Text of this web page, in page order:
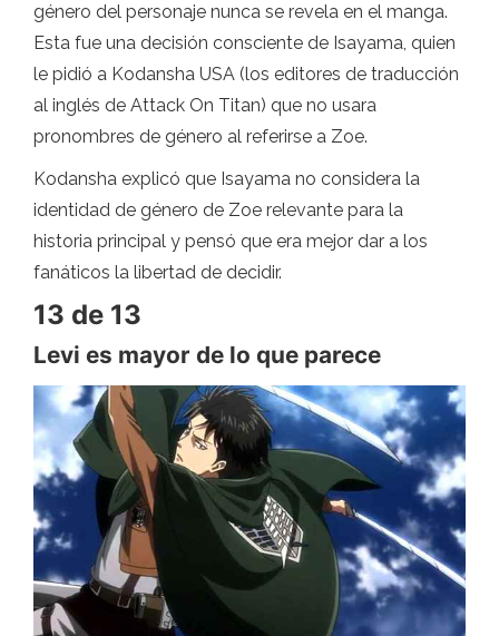
género del personaje nunca se revela en el manga.
Esta fue una decisión consciente de Isayama, quien
le pidió a Kodansha USA (los editores de traducción
al inglés de Attack On Titan) que no usara
pronombres de género al referirse a Zoe.
Kodansha explicó que Isayama no considera la
identidad de género de Zoe relevante para la
historia principal y pensó que era mejor dar a los
fanáticos la libertad de decidir.
13 de 13
Levi es mayor de lo que parece